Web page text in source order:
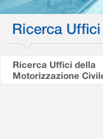
Ricerca
Ricerca Uffici della
Motorizzazione